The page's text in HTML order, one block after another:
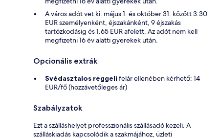
A város adót vet ki: május 1. és október 31. között 3.30
EUR személyenként, éjszakánként, 9 éjszakás
tartózkodásig és 1.65 EUR afelett. Az adót nem kell
megfizetni 16 év alatti gyerekek után.
Opcionális extrák
Svédasztalos reggeli felár ellenében kérhető: 14
EUR/fő (hozzávetőleges ár)
Szabályzatok
Ezt a szálláshelyet professzionális szállásadó kezeli. A
szálláskiadás kapcsolódik a szakmájához, üzleti